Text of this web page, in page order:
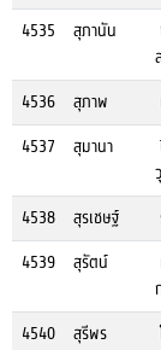
4535 สุภานัน
4536 สุภาพ
4537
สุมานา
4538 สุรเชษฐ์
4539
สุรัตน์
4540 สุรีพร